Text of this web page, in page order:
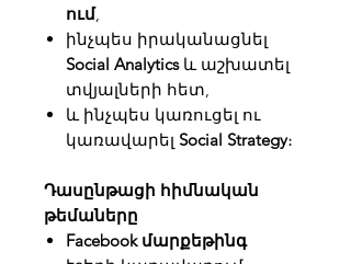
ում,
ինչպես իրականացնել
Social Analyticsև աշխատել
տվյալների հետ,
և ինչպես կառուցել ու
կառավարել Social Strategy։
Դասընթացի հիմնական
թեմաները
Facebook մարքեթինգ